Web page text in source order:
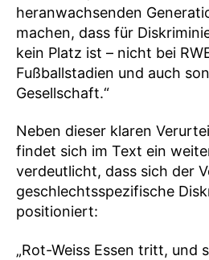
heranwachsenden
machen, dass für
kein Platz ist – nicht bei
Fußballstadien und auch
Gesellschaft.“
Neben dieser klaren
findet sich im Text ein
verdeutlicht, dass sich der
geschlechtsspezifische
positioniert:
„Rot-Weiss Essen tritt, und